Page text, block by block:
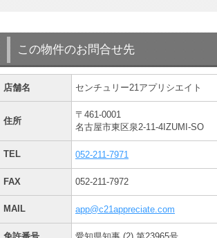
この物件のお問合せ先
店舗名 センチュリー21アプリシエイト
住所
〒461-0001
名古屋市東区泉2-11-4IZUMI-SO
TEL 052-211-7971
FAX 052-211-7972
MAIL app@c21appreciate.com